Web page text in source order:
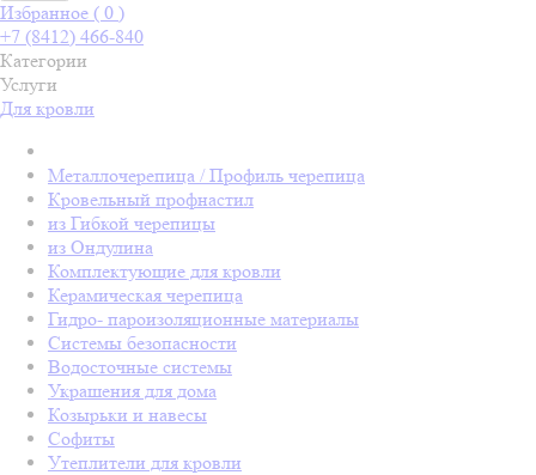
Избранное ( 0 )
+7 (8412) 466-840
Категории
Услуги
Для кровли
Металлочерепица / Профиль черепица
Кровельный профнастил
из Гибкой черепицы
из Ондулина
Комплектующие для кровли
Керамическая черепица
Гидро- пароизоляционные материалы
Системы безопасности
Водосточные системы
Украшения для дома
Козырьки и навесы
Софиты
Утеплители для кровли